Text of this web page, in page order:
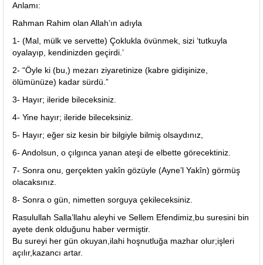
Anlamı:
Rahman Rahim olan Allah’ın adıyla
1- (Mal, mülk ve servette) Çoklukla övünmek, sizi ‘tutkuyla
oyalayıp, kendinizden geçirdi.’
2- “Öyle ki (bu,) mezarı ziyaretinize (kabre gidişinize,
ölümünüze) kadar sürdü.”
3- Hayır; ileride bileceksiniz.
4- Yine hayır; ileride bileceksiniz.
5- Hayır; eğer siz kesin bir bilgiyle bilmiş olsaydınız,
6- Andolsun, o çılgınca yanan ateşi de elbette görecektiniz.
7- Sonra onu, gerçekten yakîn gözüyle (Ayne’l Yakîn) görmüş
olacaksınız.
8- Sonra o gün, nimetten sorguya çekileceksiniz.
Rasulullah Salla’llahu aleyhi ve Sellem Efendimiz,bu suresini bin
ayete denk olduğunu haber vermiştir.
Bu sureyi her gün okuyan,ilahi hoşnutluğa mazhar olur;işleri
açılır,kazancı artar.